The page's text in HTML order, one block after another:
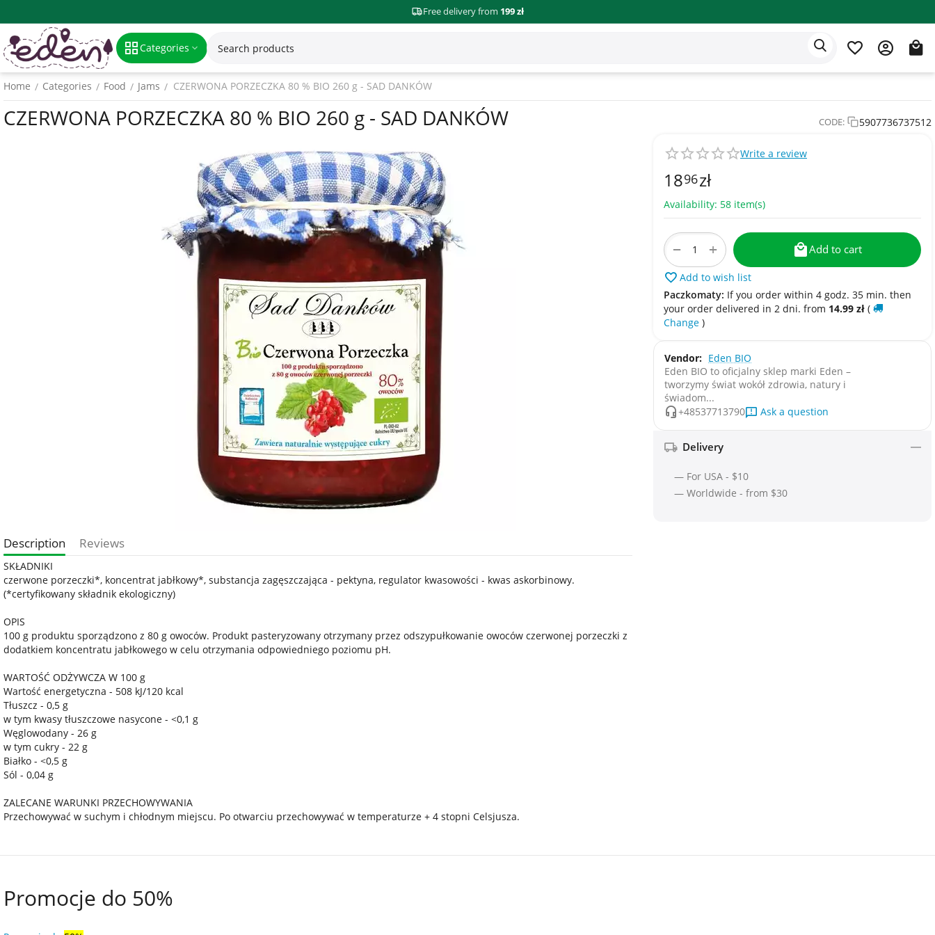
Free delivery from 199 zł
Categories
Home / Categories / Food / Jams / CZERWONA PORZECZKA 80 % BIO 260 g - SAD DANKÓW
CZERWONA PORZECZKA 80 % BIO 260 g - SAD DANKÓW CODE: 5907736737512
Write a review
1896zł
Availability: 58 item(s)
+
− Add to cart
Add to wish list
Paczkomaty: If you order within 4 godz. 35 min. then
your order delivered in 2 dni. from 14.99 zł (
Change )
Vendor: Eden BIO
Eden BIO to oficjalny sklep marki Eden –
tworzymy świat wokół zdrowia, natury i
świadom...
+48537713790
Ask a question
Delivery
— For USA - $10
— Worldwide - from $30
Description Reviews
SKŁADNIKI
czerwone porzeczki*, koncentrat jabłkowy*, substancja zagęszczająca - pektyna, regulator kwasowości - kwas askorbinowy.
(*certyfikowany składnik ekologiczny)
OPIS
100 g produktu sporządzono z 80 g owoców. Produkt pasteryzowany otrzymany przez odszypułkowanie owoców czerwonej porzeczki z
dodatkiem koncentratu jabłkowego w celu otrzymania odpowiedniego poziomu pH.
WARTOŚĆ ODŻYWCZA W 100 g
Wartość energetyczna - 508 kJ/120 kcal
Tłuszcz - 0,5 g
w tym kwasy tłuszczowe nasycone - <0,1 g
Węglowodany - 26 g
w tym cukry - 22 g
Białko - <0,5 g
Sól - 0,04 g
ZALECANE WARUNKI PRZECHOWYWANIA
Przechowywać w suchym i chłodnym miejscu. Po otwarciu przechowywać w temperaturze + 4 stopni Celsjusza.
Promocje do 50%